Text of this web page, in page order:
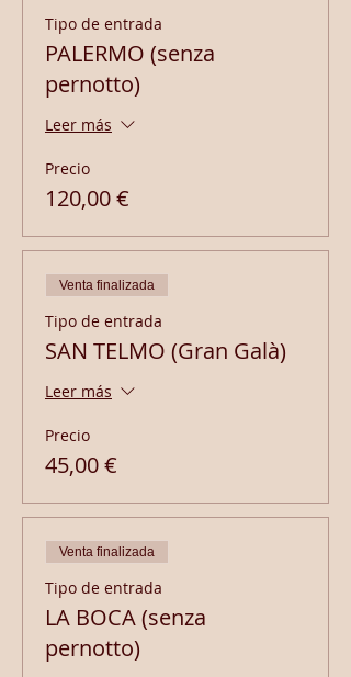
Tipo de entrada
PALERMO (senza
pernotto)
Leer más
Precio
120,00 €
Venta finalizada
Tipo de entrada
SAN TELMO (Gran Galà)
Leer más
Precio
45,00 €
Venta finalizada
Tipo de entrada
LA BOCA (senza
pernotto)